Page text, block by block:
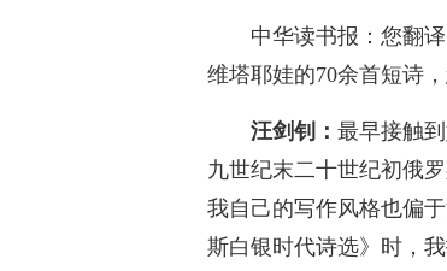
中华读书报：您翻
维塔耶娃的70余首短诗
汪剑钊： 最早接触
九世纪末二十世纪初俄
我自己的写作风格也偏
斯白银时代诗选》时，